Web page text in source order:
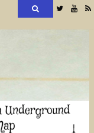
Twitter